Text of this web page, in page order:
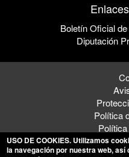
Boletín Oficial
Diputación
Política
USO DE COOKIES. Utilizamos
la navegación por nuestra web,